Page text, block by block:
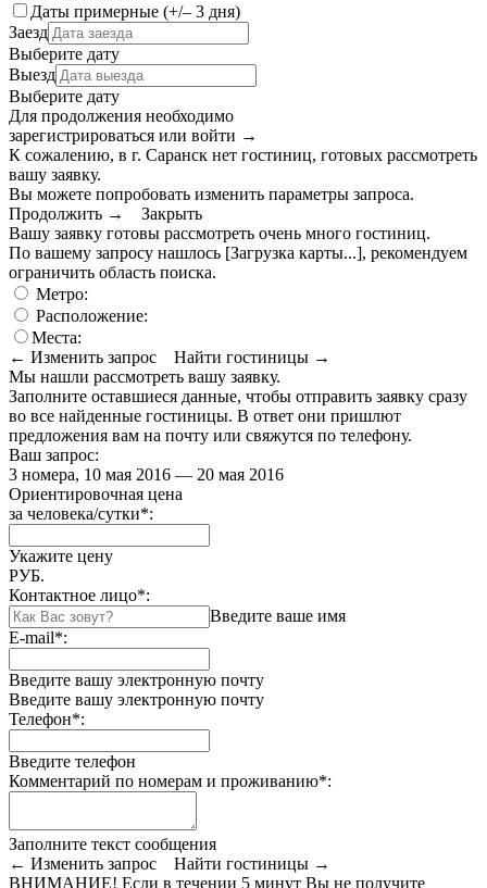
Даты примерные (+/– 3 дня)
Заезд
Выберите дату
Выезд
Выберите дату
Для продолжения необходимо
зарегистрироваться или войти →
К сожалению, в г. Саранск нет гостиниц, готовых рассмотреть
вашу заявку.
Вы можете попробовать изменить параметры запроса.
Продолжить →
Закрыть
Вашу заявку готовы рассмотреть очень много гостиниц.
По вашему запросу нашлось [Загрузка карты...], рекомендуем
ограничить область поиска.
Метро:
Расположение:
Места:
← Изменить запрос
Найти гостиницы →
Мы нашли рассмотреть вашу заявку.
Заполните оставшиеся данные, чтобы отправить заявку сразу
во все найденные гостиницы. В ответ они пришлют
предложения вам на почту или свяжутся по телефону.
Ваш запрос:
3 номера, 10 мая 2016 — 20 мая 2016
Ориентировочная цена
за человека/сутки*:
Укажите цену
РУБ.
Контактное лицо*:
Введите ваше имя
E-mail*:
Введите вашу электронную почту
Введите вашу электронную почту
Телефон*:
Введите телефон
Комментарий по номерам и проживанию*:
Заполните текст сообщения
← Изменить запрос
Найти гостиницы →
ВНИМАНИЕ! Если в течении 5 минут Вы не получите